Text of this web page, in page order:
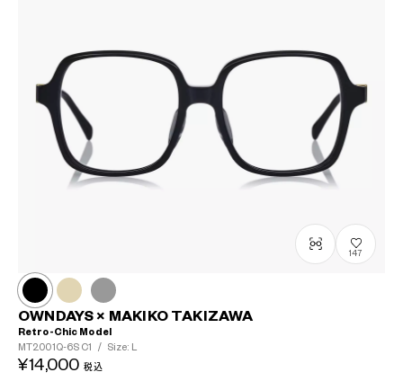
147
OWNDAYS × MAKIKO TAKIZAWA
Retro-Chic Model
MT2001Q-6S C1 / Size: L
¥14,000 税込